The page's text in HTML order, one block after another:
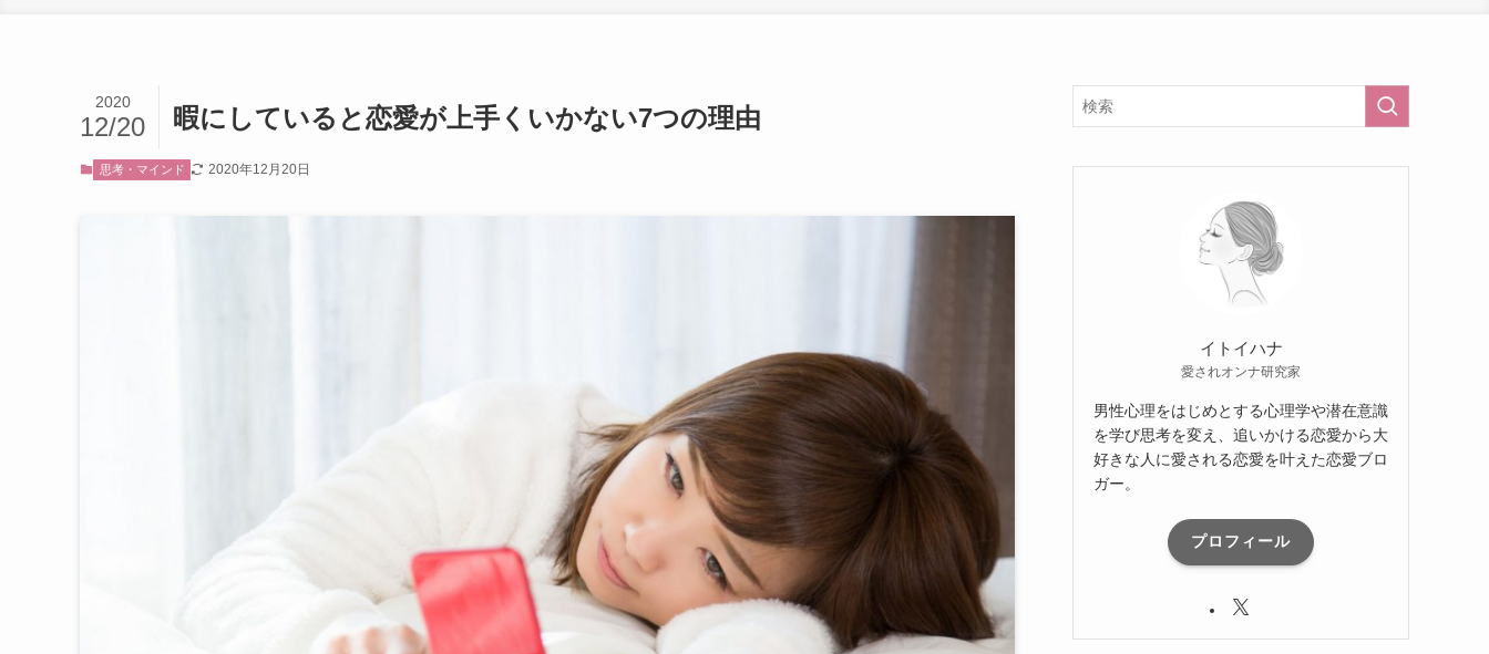
暇にしていると恋愛が上手くいかない7つの理由
2020
12/20
思考・マインド 2020年12月20日
イトイハナ
愛されオンナ研究家
男性心理をはじめとする心理学や潜在意識
を学び思考を変え、追いかける恋愛から大
好きな人に愛される恋愛を叶えた恋愛ブロ
ガー。
プロフィール